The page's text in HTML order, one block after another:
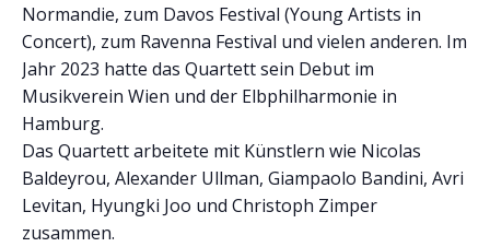
Normandie, zum Davos Festival (Young Artists in
Concert), zum Ravenna Festival und vielen anderen. Im
Jahr 2023 hatte das Quartett sein Debut im
Musikverein Wien und der Elbphilharmonie in
Hamburg.
Das Quartett arbeitete mit Künstlern wie Nicolas
Baldeyrou, Alexander Ullman, Giampaolo Bandini, Avri
Levitan, Hyungki Joo und Christoph Zimper
zusammen.